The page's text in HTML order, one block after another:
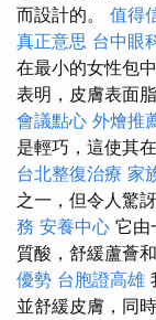
而設計的。 值得
真正意思 台中眼
在最小的女性包
表明，皮膚表面
會議點心 外燴推
是輕巧，這使其
台北整復治療 家
之一，但令人驚
務 安養中心 它由
質酸，舒緩蘆薈
優勢 台胞證高雄
並舒緩皮膚，同